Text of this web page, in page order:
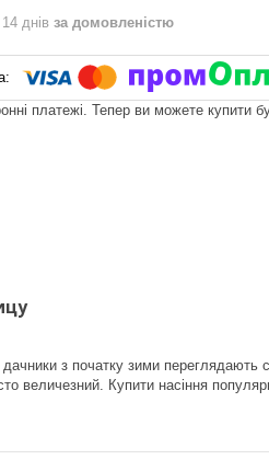
днів за домовленістю
платежі. Тепер ви можете купити
з початку зими переглядають
величезний. Купити насіння